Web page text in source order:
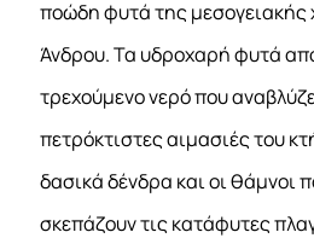
ποώδη φυτά της μεσογειακής
Άνδρου. Τα υδροχαρή φυτά
τρεχούμενο νερό που
πετρόκτιστες αιμασιές του
δασικά δένδρα και οι θάμνοι
σκεπάζουν τις κατάφυτες